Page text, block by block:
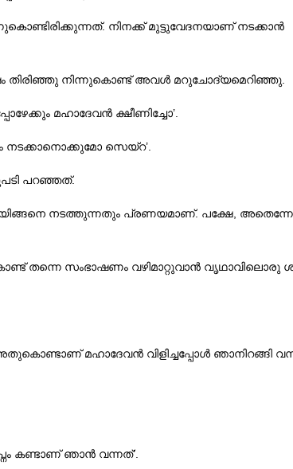
നിനക്ക് മുട്ടുവേദനയാണ് നടക്കാൻ
തിരിഞ്ഞു നിന്നുകൊണ്ട് അവൾ മറുചോദ്യമെറിഞ്ഞു.
മഹാദേവൻ ക്ഷീണിച്ചോ’.
നടക്കാനൊക്കുമോ സെയ്‌റ’.
പറഞ്ഞത്.
നടത്തുന്നതും പ്രണയമാണ്. പക്ഷേ,
തന്നെ സംഭാഷണം വഴിമാറ്റുവാൻ വൃഥാവിലൊരു
മഹാദേവൻ വിളിച്ചപ്പോൾ ഞാനിറങ്ങി
കണ്ടാണ് ഞാൻ വന്നത്’.